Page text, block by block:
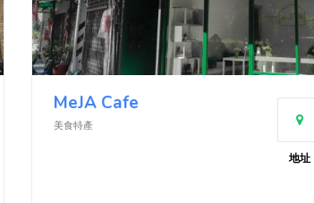
MeJA Cafe
美食特產
地址